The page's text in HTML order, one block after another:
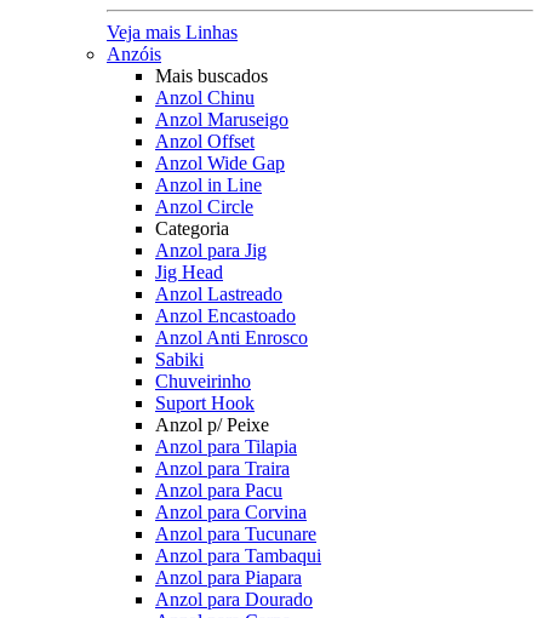
Veja mais Linhas
Anzóis
Mais buscados
Anzol Chinu
Anzol Maruseigo
Anzol Offset
Anzol Wide Gap
Anzol in Line
Anzol Circle
Categoria
Anzol para Jig
Jig Head
Anzol Lastreado
Anzol Encastoado
Anzol Anti Enrosco
Sabiki
Chuveirinho
Suport Hook
Anzol p/ Peixe
Anzol para Tilapia
Anzol para Traira
Anzol para Pacu
Anzol para Corvina
Anzol para Tucunare
Anzol para Tambaqui
Anzol para Piapara
Anzol para Dourado